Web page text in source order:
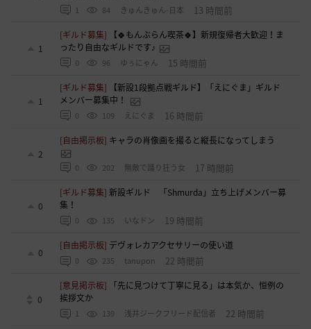
1 84 きゅんきゅん-日本 13 時間前
1
[ギルド募集]
【🍀もんぶらん喫茶🍀】新規復帰者大歓迎！ま
ったり自由なギルドです♪
0 96 ゆぅにゃん 15 時間前
1
[ギルド募集]
【新設1段拠点戦ギルド】「えにぐま」ギルド
メンバー募集中！
0 109 えにぐま 16 時間前
2
[自由掲示板] キャラの肖像画を撮ると縦長になってしまう
0 202 無敵で踊り狂う女 17 時間前
0
[ギルド募集]新設ギルド 「Shmurda」立ち上げメンバー募
集！
0 135 いなドン 19 時間前
0
[自由掲示板] デヴォレカアクセサリーの使い道
0 235 tanupon 22 時間前
0
[意見掲示板]
「先に見つけて丁寧に見る」は本気か、恒例の
挨拶文か
1 139 浅井ジークフリード配信者 22 時間前